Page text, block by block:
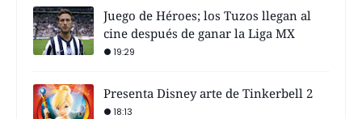
Juego de Héroes; los Tuzos llegan al
cine después de ganar la Liga MX
19:29
Presenta Disney arte de Tinkerbell 2
18:13